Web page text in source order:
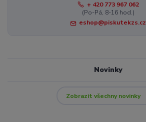
+ 420 773 967 062
(Po-Pá, 8-16 hod.)
eshop@piskutekzs.cz
Novinky
Zobrazit všechny novinky